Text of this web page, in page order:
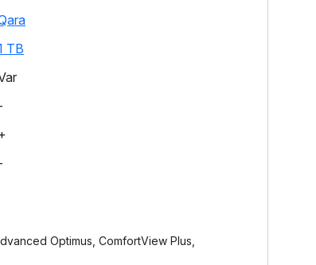
TB
Optimus, ComfortView Plus,